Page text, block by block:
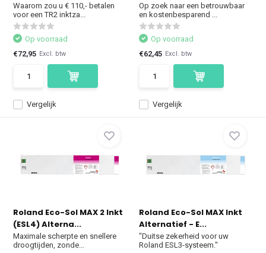
Waarom zou u € 110,- betalen
voor een TR2 inktza...
Vergelijk
Op voorraad
€72,95 Excl. btw
Op zoek naar een betrouwbaar
en kostenbesparend ...
Vergelijk
Op voorraad
€62,45 Excl. btw
Roland Eco-Sol MAX 2 Inkt
(ESL4) Alterna...
Maximale scherpte en snellere
droogtijden, zonde...
Roland Eco-Sol MAX Inkt
Alternatief - E...
"Duitse zekerheid voor uw
Roland ESL3-systeem."